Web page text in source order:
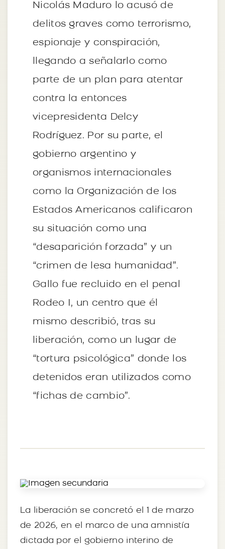
Nicolás Maduro lo acusó de
delitos graves como terrorismo,
espionaje y conspiración,
llegando a señalarlo como
parte de un plan para atentar
contra la entonces
vicepresidenta Delcy
Rodríguez. Por su parte, el
gobierno argentino y
organismos internacionales
como la Organización de los
Estados Americanos calificaron
su situación como una
“desaparición forzada” y un
“crimen de lesa humanidad”.
Gallo fue recluido en el penal
Rodeo I, un centro que él
mismo describió, tras su
liberación, como un lugar de
“tortura psicológica” donde los
detenidos eran utilizados como
“fichas de cambio”.
La liberación se concretó el 1 de marzo
de 2026, en el marco de una amnistía
dictada por el gobierno interino de